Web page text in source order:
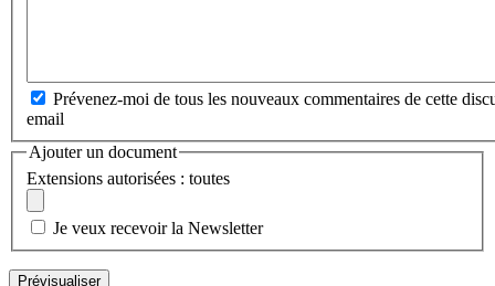
Prévenez-moi de tous les nouveaux commentaires de cette
email
Ajouter un document
Extensions autorisées : toutes
Je veux recevoir la Newsletter